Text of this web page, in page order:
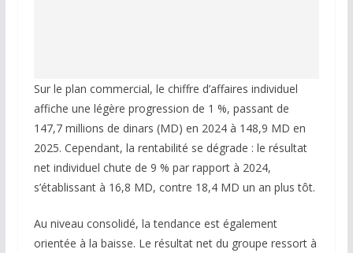
Sur le plan commercial, le chiffre d’affaires individuel
affiche une légère progression de 1 %, passant de
147,7 millions de dinars (MD) en 2024 à 148,9 MD en
2025. Cependant, la rentabilité se dégrade : le résultat
net individuel chute de 9 % par rapport à 2024,
s’établissant à 16,8 MD, contre 18,4 MD un an plus tôt.
Au niveau consolidé, la tendance est également
orientée à la baisse. Le résultat net du groupe ressort à